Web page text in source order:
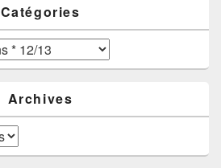
Catégories
Archives